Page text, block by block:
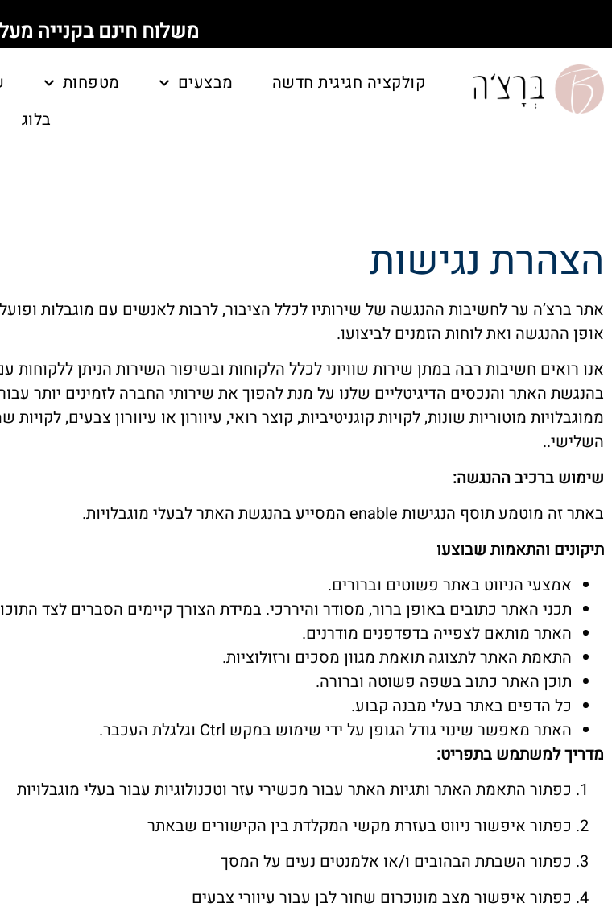
משלוח חינם בקנייה מעל 300₪
קולקציה חגיגית חדשה מבצעים מטפחות
בלוג
הצהרת נגישות
אתר ברצ’ה ער לחשיבות ההנגשה של שירותיו לכלל הציבור, לרבות לאנשים עם מוגבלות
אופן ההנגשה ואת לוחות הזמנים לביצועו.
אנו רואים חשיבות רבה במתן שירות שוויוני לכלל הלקוחות ובשיפור השירות הניתן
בהנגשת האתר והנכסים הדיגיטליים שלנו על מנת להפוך את שירותי החברה לזמינים יותר
ממוגבלויות מוטוריות שונות, לקויות קוגניטיביות, קוצר רואי, עיוורון או עיוורון צבעים,
השלישי..
שימוש ברכיב ההנגשה:
באתר זה מוטמע תוסף הנגישות enable המסייע בהנגשת האתר לבעלי מוגבלויות.
תיקונים והתאמות שבוצעו
אמצעי הניווט באתר פשוטים וברורים.
תכני האתר כתובים באופן ברור, מסודר והיררכי. במידת הצורך קיימים הסברים לצד
האתר מותאם לצפייה בדפדפנים מודרנים.
התאמת האתר לתצוגה תואמת מגוון מסכים ורזולוציות.
תוכן האתר כתוב בשפה פשוטה וברורה.
כל הדפים באתר בעלי מבנה קבוע.
האתר מאפשר שינוי גודל הגופן על ידי שימוש במקש Ctrl וגלגלת העכבר.
מדריך למשתמש בתפריט:
כפתור התאמת האתר ותגיות האתר עבור מכשירי עזר וטכנולוגיות עבור בעלי מוגבלויות
כפתור איפשור ניווט בעזרת מקשי המקלדת בין הקישורים שבאתר
כפתור השבתת הבהובים ו/או אלמנטים נעים על המסך
כפתור איפשור מצב מונוכרום שחור לבן עבור עיוורי צבעים